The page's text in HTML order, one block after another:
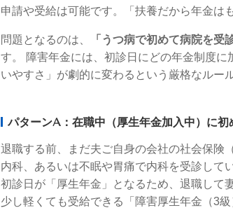
申請や受給は可能です。「扶養だから年金は
問題となるのは、 「うつ病で初めて病院を受
す。 障害年金には、初診日にどの年金制度
いやすさ」が劇的に変わるという厳格なルー
パターンA：在職中（厚生年金加入中）に
退職する前、まだ夫ご自身の会社の社会保険
内科、あるいは不眠や胃痛で内科を受診して
初診日が「厚生年金」となるため、退職して
少し軽くても受給できる「障害厚生年金（3級